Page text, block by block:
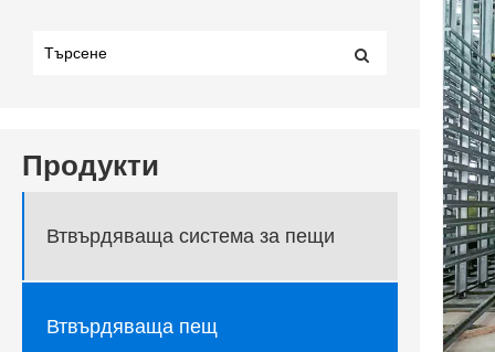
Продукти
Втвърдяваща система за пещи
Втвърдяваща пещ